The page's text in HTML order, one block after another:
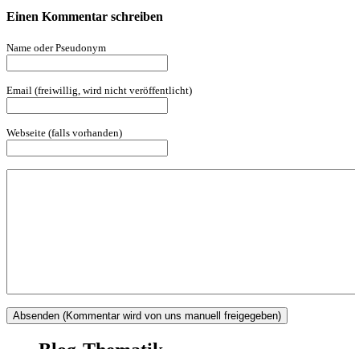
Einen Kommentar schreiben
Name oder Pseudonym
Email (freiwillig, wird nicht veröffentlicht)
Webseite (falls vorhanden)